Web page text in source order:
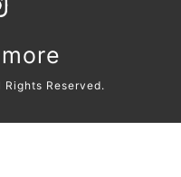
Rights Reserved.